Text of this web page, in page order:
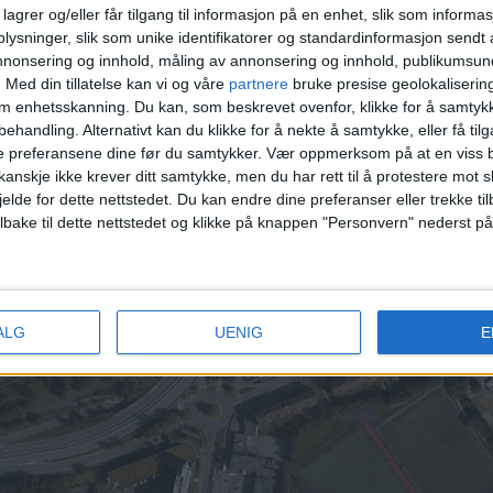
og/eller får tilgang til informasjon på en enhet, slik som
slik som unike identifikatorer og standardinformasjon sendt
og innhold, måling av annonsering og innhold,
Med din tillatelse kan vi og våre partnere bruke presise
enhetsskanning. Du kan, som beskrevet ovenfor, klikke for å
Alternativt kan du klikke for å nekte å samtykke, eller få
preferansene dine før du samtykker. Vær oppmerksom på at en viss
ikke krever ditt samtykke, men du har rett til å protestere mot
for dette nettstedet. Du kan endre dine preferanser eller trekke
til dette nettstedet og klikke på knappen "Personvern" nederst på
UENIG
kroner 2. Christoffer Hellums vei 20, 3.000.000
kroner 5.Christoffer Hellums vei 32,
listen.
andre boliger i 200 meters avstand fra denne
offentlige data, og er av allmenn interesse for leserne av VårtOslo.
publiseres derfor uten menneskelig godkjenning, og merkes som